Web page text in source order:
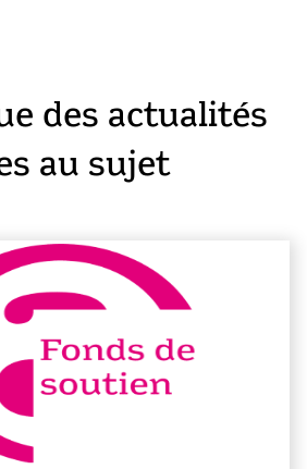
des actualités
au sujet